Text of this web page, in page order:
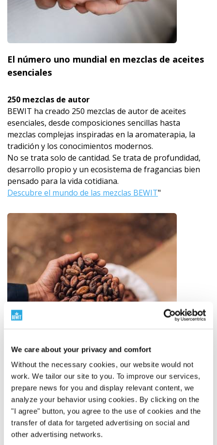
We care about your privacy and comfort
Without the necessary cookies, our website would not
work. We tailor our site to you. To improve our services,
prepare news for you and display relevant content, we
analyze your behavior using cookies. By clicking on the
"I agree" button, you agree to the use of cookies and the
transfer of data for targeted advertising on social and
other advertising networks.
El número uno mundial en mezclas de aceites
esenciales
250 mezclas de autor
BEWIT ha creado 250 mezclas de autor de aceites
esenciales, desde composiciones sencillas hasta
mezclas complejas inspiradas en la aromaterapia, la
tradición y los conocimientos modernos.
No se trata solo de cantidad. Se trata de profundidad,
desarrollo propio y un ecosistema de fragancias bien
pensado para la vida cotidiana.
Descubre el mundo de las mezclas BEWIT"
Ingredientes de calidad